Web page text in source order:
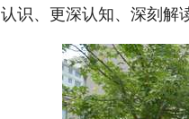
认识、更深认知、深刻解